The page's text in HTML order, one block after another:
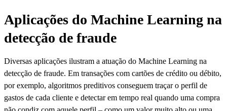
Aplicações do Machine Learning na
detecção de fraude
Diversas aplicações ilustram a atuação do Machine Learning na
detecção de fraude. Em transações com cartões de crédito ou débito,
por exemplo, algoritmos preditivos conseguem traçar o perfil de
gastos de cada cliente e detectar em tempo real quando uma compra